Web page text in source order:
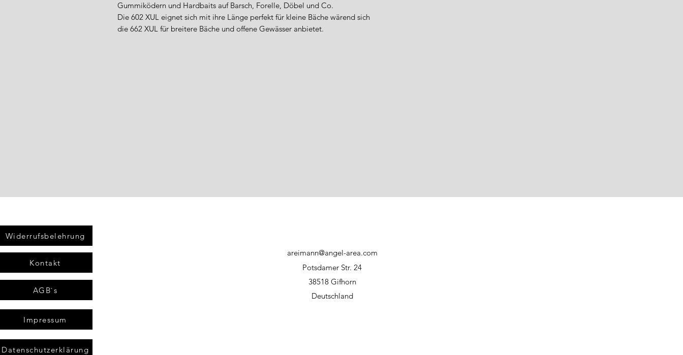
Gummiködern und Hardbaits auf Barsch, Forelle, Döbel und Co.
Die 602 XUL eignet sich mit ihre Länge perfekt für kleine Bäche wärend sich
die 662 XUL für breitere Bäche und offene Gewässer anbietet.
Widerrufsbelehrung
Kontakt
AGB`s
Impressum
Datenschutzerklärung
areimann@angel-area.com
Potsdamer Str. 24
38518 Gifhorn
Deutschland